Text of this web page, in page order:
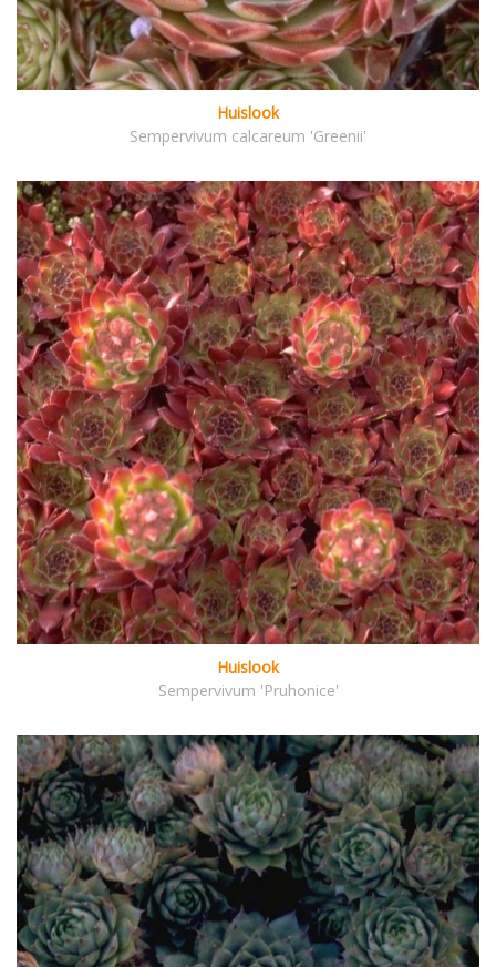
Huislook
Sempervivum calcareum 'Greenii'
Huislook
Sempervivum 'Pruhonice'